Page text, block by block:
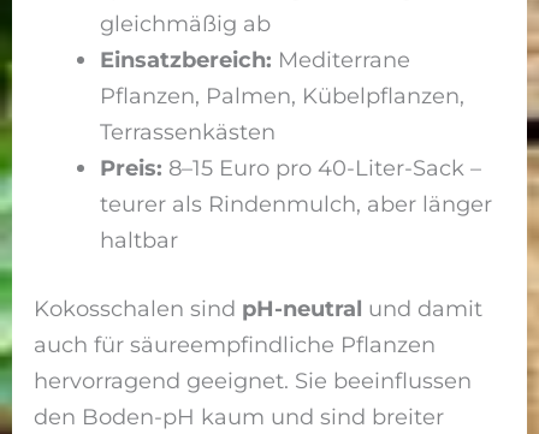
gleichmäßig ab
Einsatzbereich: Mediterrane
Pflanzen, Palmen, Kübelpflanzen,
Terrassenkästen
Preis: 8–15 Euro pro 40-Liter-Sack –
teurer als Rindenmulch, aber länger
haltbar
Kokosschalen sind pH-neutral und damit
auch für säureempfindliche Pflanzen
hervorragend geeignet. Sie beeinflussen
den Boden-pH kaum und sind breiter